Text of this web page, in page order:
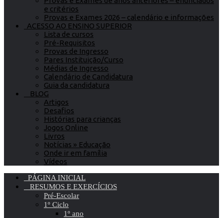
e critérios
Provas e Exames 2026 – calendário e informações
ACESSO AO ENSINO SUPERIOR
Lista de cursos
Pré-Requisitos
Provas de Ingresso
Pares Instituição/Curso
Médias de Ingresso
Calendário de Candidatura
Guia da candidatura
BLOG
Artigos
Desafios
Histórias para crianças
Jogos Online
Livros
Notícias » Educação
Onde ir em família
Vídeos
PÁGINA INICIAL
RESUMOS E EXERCÍCIOS
Pré-Escolar
1º Ciclo
1º ano